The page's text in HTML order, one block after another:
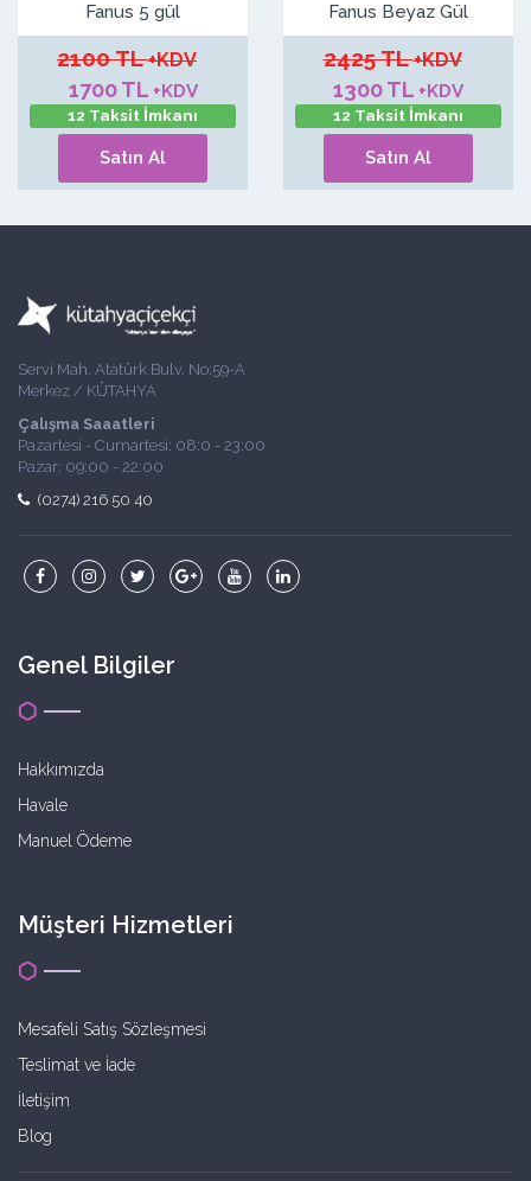
Fanus 5 gül
2100 TL+KDV
1700 TL +KDV
12 Taksit İmkanı
Satın Al
Fanus Beyaz Gül
2425 TL+KDV
1300 TL +KDV
12 Taksit İmkanı
Satın Al
Servi Mah. Atatürk Bulv. No:59-A
Merkez / KÜTAHYA
Çalışma Saaatleri
Pazartesi - Cumartesi: 08:0 - 23:00
Pazar: 09:00 - 22:00
(0274) 216 50 40
Genel Bilgiler
Hakkımızda
Havale
Manuel Ödeme
Müşteri Hizmetleri
Mesafeli Satış Sözleşmesi
Teslimat ve İade
İletişim
Blog